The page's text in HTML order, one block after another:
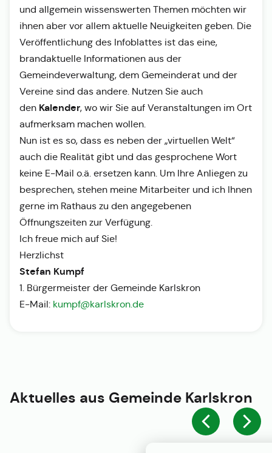
und allgemein wissenswerten Themen möchten wir
ihnen aber vor allem aktuelle Neuigkeiten geben. Die
Veröffentlichung des Infoblattes ist das eine,
brandaktuelle Informationen aus der
Gemeindeverwaltung, dem Gemeinderat und der
Vereine sind das andere. Nutzen Sie auch
den Kalender, wo wir Sie auf Veranstaltungen im Ort
aufmerksam machen wollen.
Nun ist es so, dass es neben der „virtuellen Welt“
auch die Realität gibt und das gesprochene Wort
keine E-Mail o.ä. ersetzen kann. Um Ihre Anliegen zu
besprechen, stehen meine Mitarbeiter und ich Ihnen
gerne im Rathaus zu den angegebenen
Öffnungszeiten zur Verfügung.
Ich freue mich auf Sie!
Herzlichst
Stefan Kumpf
1. Bürgermeister der Gemeinde Karlskron
E-Mail: kumpf@karlskron.de
Aktuelles aus Gemeinde Karlskron